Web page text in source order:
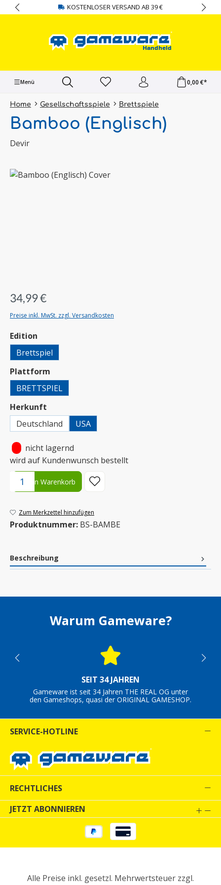
springen KOSTENLOSER VERSAND AB 39 €
Menü 0,00 €*
Home Gesellschaftsspiele Brettspiele
Bamboo (Englisch)
Devir
Bildergalerie überspringen
34,99 €
Preise inkl. MwSt. zzgl. Versandkosten
Edition
Brettspiel
Plattform
BRETTSPIEL
Herkunft
Deutschland
USA
nicht lagernd
wird auf Kundenwunsch bestellt
Produkt Anzahl: Gib den gewünschten Wert ein oder benutze
In den Warenkorb
Zum Merkzettel hinzufügen
Produktnummer: BS-BAMBE
Beschreibung
Warum Gameware?
SEIT 34 JAHREN
Gameware ist seit 34 Jahren THE REAL OG unter
den Gameshops, quasi der ORIGINAL GAMESHOP.
SERVICE-HOTLINE
RECHTLICHES
JETZT ABONNIEREN
Alle Preise inkl. gesetzl. Mehrwertsteuer zzgl.